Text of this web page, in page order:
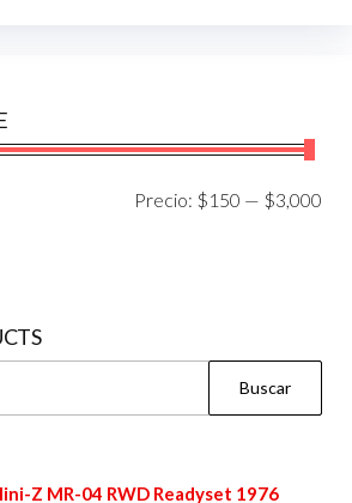
Precio: $150 — $3,000
Z MR-04 RWD Readyset 1976